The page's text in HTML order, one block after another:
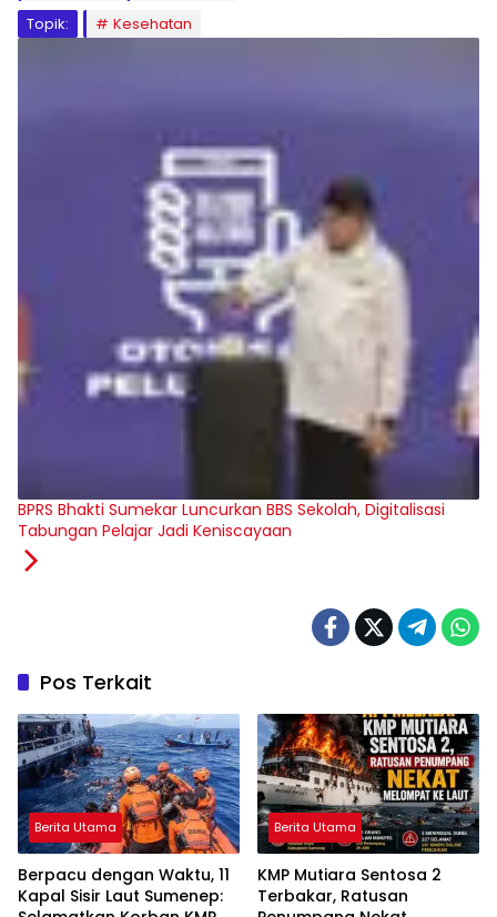
Topik:
Kesehatan
BPRS Bhakti Sumekar Luncurkan BBS Sekolah, Digitalisasi
Tabungan Pelajar Jadi Keniscayaan
Pos Terkait
Berita Utama
Berpacu dengan Waktu, 11
Kapal Sisir Laut Sumenep:
Berita Utama
KMP Mutiara Sentosa 2
Terbakar, Ratusan